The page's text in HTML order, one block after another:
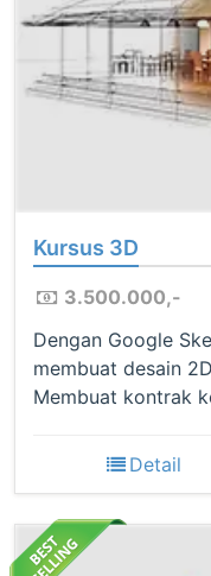
Kursus 3D
3.500.000,-
Dengan Google
membuat desain
Membuat kontrak
Detail